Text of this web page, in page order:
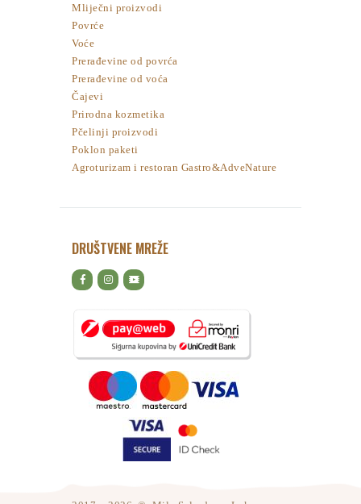
Mliječni proizvodi
Povrće
Voće
Prerađevine od povrća
Prerađevine od voća
Čajevi
Prirodna kozmetika
Pčelinji proizvodi
Poklon paketi
Agroturizam i restoran Gastro&AdveNature
DRUŠTVENE MREŽE